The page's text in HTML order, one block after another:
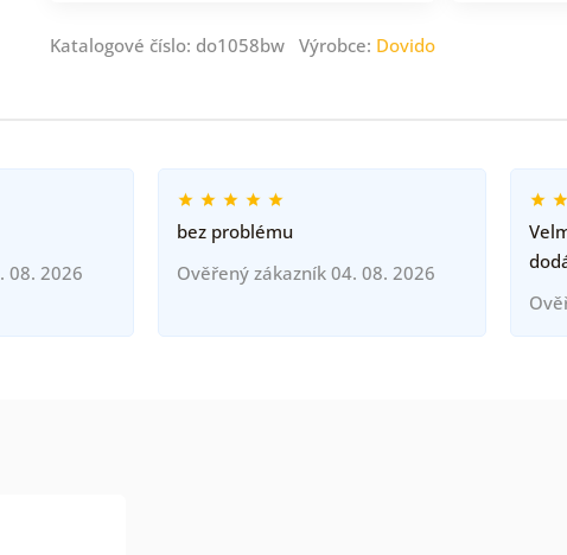
Katalogové číslo: do1058bw Výrobce: Dovido
08. 2026
bez problému
Ověřený zákazník 04. 08. 2026